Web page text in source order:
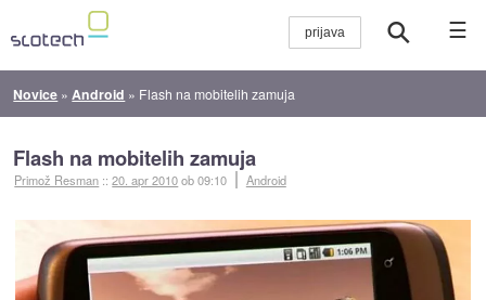
☰
Novice » Android » Flash na mobitelih zamuja
Flash na mobitelih zamuja
Primož Resman ::20. apr 2010ob 09:10 Android